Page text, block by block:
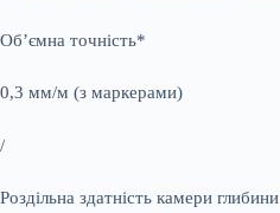
Об’ємна точність*
0,3 мм/м (з маркерами)
/
Роздільна здатність камери глибини